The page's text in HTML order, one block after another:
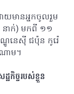
ោយមានអ្នកចូលរួម
នាក់) មកពី ១១
ឌូនេស៊ី ជប៉ុន កូរ៉េ
ាម។
កិច្ចរបស់ខ្លួន